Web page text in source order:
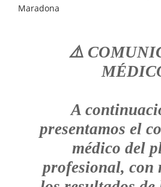
Maradona
⚠️
A
presentamos el
médico del
profesional, con